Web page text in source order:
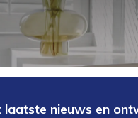
nieuws en